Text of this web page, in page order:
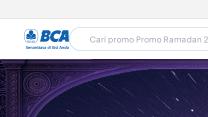
Home Promo Ramadan 2026 Food &
Tomoro Coffee - Harga